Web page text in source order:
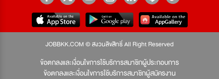
JOBBKK.COM © สงวนลิขสิทธิ์ All Right Reserved
ข้อตกลงและเงื่อนไขการใช้บริการสมาชิกผู้ประกอบการ
ข้อตกลงและเงื่อนไขการใช้บริการสมาชิกผู้สมัครงาน